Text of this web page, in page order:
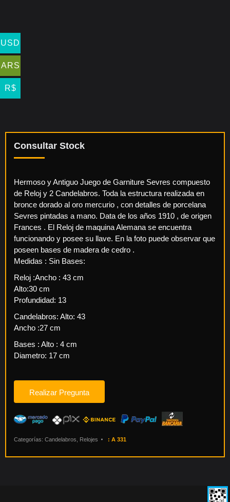
Consultar Stock
Hermoso y Antiguo Juego de Garniture Sevres compuesto
de Reloj y 2 Candelabros. Toda la estructura realizada en
bronce dorado al oro mercurio , con detalles de porcelana
Sevres pintadas a mano. Data de los años 1910 , de origen
Frances . El Reloj de maquina Alemana se encuentra
funcionando y posee su llave. En la foto puede observar que
poseen bases de madera de cedro .
Medidas : Sin Bases:
Reloj :Ancho : 43 cm
Alto:30 cm
Profundidad: 13
Candelabros: Alto: 43
Ancho :27 cm
Bases : Alto : 4 cm
Diametro: 17 cm
Categorías: Candelabros Relojes : A 331
USD
ARS
R$